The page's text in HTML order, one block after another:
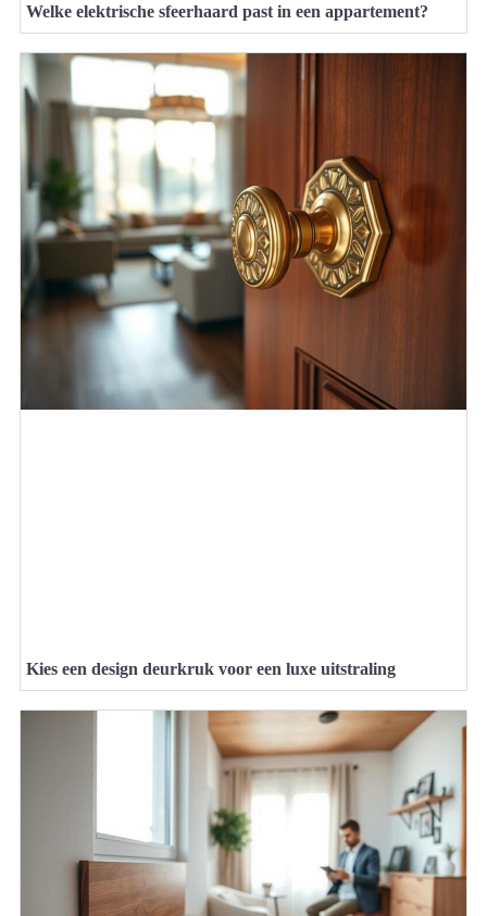
Welke elektrische sfeerhaard past in een appartement?
Kies een design deurkruk voor een luxe uitstraling